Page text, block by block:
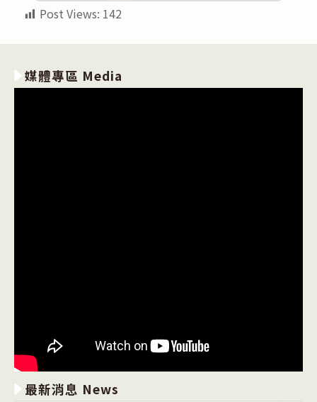
Post Views: 142
媒體專區 Media
最新消息 News